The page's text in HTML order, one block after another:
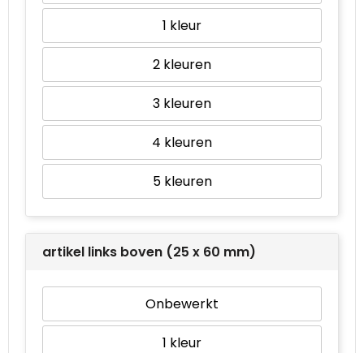
1
2
3
4
5
artikel links boven (25 x 60 mm)
Onbewerkt
1